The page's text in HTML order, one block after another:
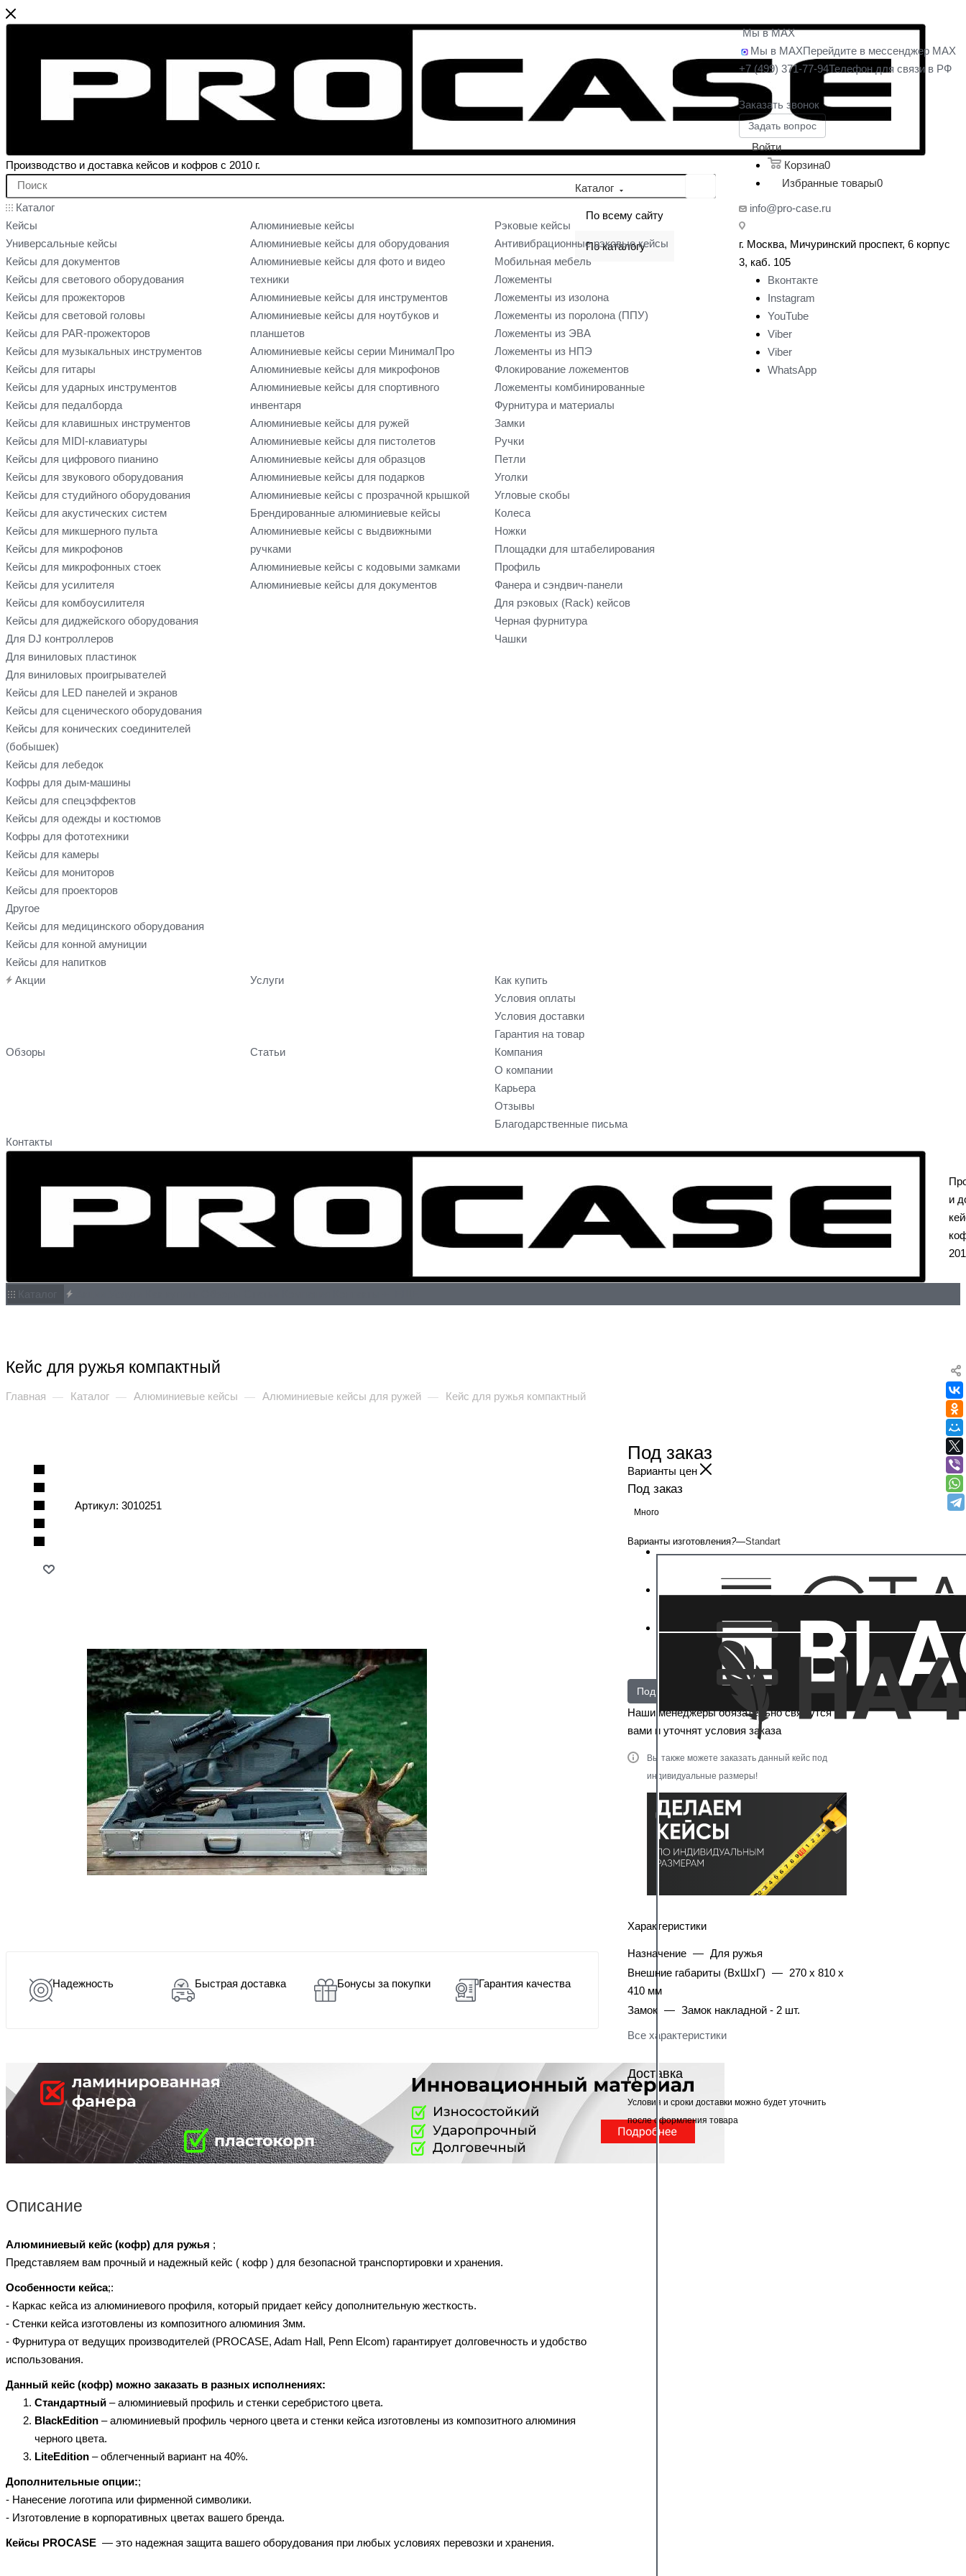
Производство и доставка кейсов и кофров с 2010 г.
Каталог
По всему сайту
По каталогу
Каталог
Кейсы
Универсальные кейсы
Кейсы для документов
Кейсы для светового оборудования
Кейсы для прожекторов
Кейсы для световой головы
Кейсы для PAR-прожекторов
Кейсы для музыкальных инструментов
Кейсы для гитары
Кейсы для ударных инструментов
Кейсы для педалборда
Кейсы для клавишных инструментов
Кейсы для MIDI-клавиатуры
Кейсы для цифрового пианино
Кейсы для звукового оборудования
Кейсы для студийного оборудования
Кейсы для акустических систем
Кейсы для микшерного пульта
Кейсы для микрофонов
Кейсы для микрофонных стоек
Кейсы для усилителя
Кейсы для комбоусилителя
Кейсы для диджейского оборудования
Для DJ контроллеров
Для виниловых пластинок
Для виниловых проигрывателей
Кейсы для LED панелей и экранов
Кейсы для сценического оборудования
Кейсы для конических соединителей
(бобышек)
Кейсы для лебедок
Кофры для дым-машины
Кейсы для спецэффектов
Кейсы для одежды и костюмов
Кофры для фототехники
Кейсы для камеры
Кейсы для мониторов
Кейсы для проекторов
Другое
Кейсы для медицинского оборудования
Кейсы для конной амуниции
Кейсы для напитков
Алюминиевые кейсы
Алюминиевые кейсы для оборудования
Алюминиевые кейсы для фото и видео
техники
Алюминиевые кейсы для инструментов
Алюминиевые кейсы для ноутбуков и
планшетов
Алюминиевые кейсы серии МинималПро
Алюминиевые кейсы для микрофонов
Алюминиевые кейсы для спортивного
инвентаря
Алюминиевые кейсы для ружей
Алюминиевые кейсы для пистолетов
Алюминиевые кейсы для образцов
Алюминиевые кейсы для подарков
Алюминиевые кейсы с прозрачной крышкой
Брендированные алюминиевые кейсы
Алюминиевые кейсы с выдвижными
ручками
Алюминиевые кейсы с кодовыми замками
Алюминиевые кейсы для документов
Рэковые кейсы
Антивибрационные рэковые кейсы
Мобильная мебель
Ложементы
Ложементы из изолона
Ложементы из поролона (ППУ)
Ложементы из ЭВА
Ложементы из НПЭ
Флокирование ложементов
Ложементы комбинированные
Фурнитура и материалы
Замки
Ручки
Петли
Уголки
Угловые скобы
Колеса
Ножки
Площадки для штабелирования
Профиль
Фанера и сэндвич-панели
Для рэковых (Rack) кейсов
Черная фурнитура
Чашки
Акции Услуги
Как купить
Условия оплаты
Условия доставки
Гарантия на товар
Обзоры
Статьи
Компания
О компании
Карьера
Отзывы
Благодарственные письма
Контакты
Мы в MAX
Мы в MAXПерейдите в мессенджер MAX
+7 (499) 371-77-94Телефон для связи в РФ
Заказать звонок
Задать вопрос
Войти
Корзина0
Избранные товары0
info@pro-case.ru
г. Москва, Мичуринский проспект, 6 корпус
3, каб. 105
Вконтакте
Instagram
YouTube
Viber
Viber
WhatsApp
и
Кейс для ружья компактный
Главная — Каталог — Алюминиевые кейсы — Алюминиевые кейсы для ружей — Кейс для ружья компактный
Артикул: 3010251
Надежность Быстрая доставка Бонусы за покупки Гарантия качества
Описание
Алюминиевый кейс (кофр) для ружья ;
Представляем вам прочный и надежный кейс ( кофр ) для безопасной транспортировки и хранения.
Особенности кейса;:
- Каркас кейса из алюминиевого профиля, который придает кейсу дополнительную жесткость.
- Стенки кейса изготовлены из композитного алюминия 3мм.
- Фурнитура от ведущих производителей (PROCASE, Adam Hall, Penn Elcom) гарантирует долговечность и удобство
использования.
Данный кейс (кофр) можно заказать в разных исполнениях:
Стандартный – алюминиевый профиль и стенки серебристого цвета.
BlackEdition – алюминиевый профиль черного цвета и стенки кейса изготовлены из композитного алюминия
черного цвета.
LiteEdition – облегченный вариант на 40%.
Дополнительные опции:;
- Нанесение логотипа или фирменной символики.
- Изготовление в корпоративных цветах вашего бренда.
Кейсы PROCASE — это надежная защита вашего оборудования при любых условиях перевозки и хранения.
Под заказ
Варианты цен
Под заказ
Много
Варианты изготовления?—Standart
Под заказ
Наши менеджеры обязательно свяжутся с
вами и уточнят условия заказа
Вы также можете заказать данный кейс под
индивидуальные размеры!
Характеристики
Назначение — Для ружья
Внешние габариты (ВхШхГ) — 270 х 810 х
410 мм
Замок — Замок накладной - 2 шт.
Все характеристики
Доставка
Условия и сроки доставки можно будет уточнить
после оформления товара